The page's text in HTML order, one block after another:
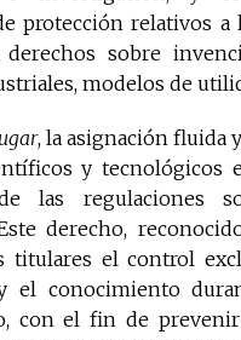
protección relativos a
sobre
modelos de
, la asignación fluida
y tecnológicos
las regulaciones
derecho,
titulares el control
el conocimiento
con el fin de